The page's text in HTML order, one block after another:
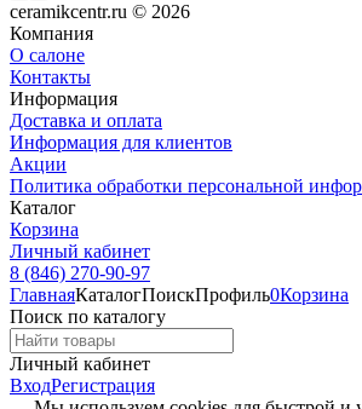
ceramikcentr.ru © 2026
Компания
О салоне
Контакты
Информация
Доставка и оплата
Информация для клиентов
Акции
Политика обработки персональной
Каталог
Корзина
Личный кабинет
8 (846) 270-90-97
ГлавнаяКаталогПоискПрофиль0Корзина
Поиск по каталогу
Личный кабинет
ВходРегистрация